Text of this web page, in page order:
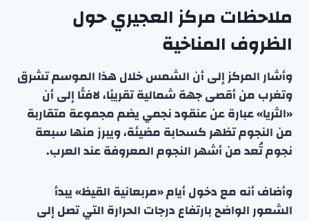
ملاحظات مركز العجيري حول
الظروف المناخية
وأشار المركز إلى أن الشمس خلال هذا الموسم تشرق
وتغرب من أقصى جهة شمالية تقريبًا، لافتًا إلى أن
«الثريا» عبارة عن عنقود نجمي يضم مجموعة متقاربة
من النجوم تظهر كسحابة مضيئة، ويبرز منها سبعة
نجوم تُعد من أشهر النجوم المعروفة عند العرب.
وأضاف أنه مع دخول أيام «مربعانية القيظ» يبدأ
الشعور الواضح بارتفاع درجات الحرارة التي تصل إلى